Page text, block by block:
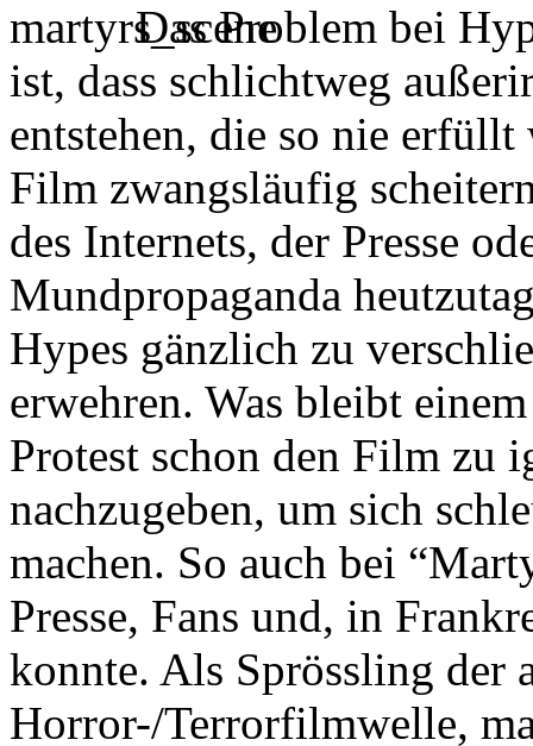
Das Problem bei
ist, dass schlichtweg
entstehen, die so nie
Film zwangsläufig
des Internets, der Presse
Mundpropaganda
Hypes gänzlich zu
erwehren. Was bleibt
Protest schon den Film zu
nachzugeben, um sich
machen. So auch bei
Presse, Fans und, in
konnte. Als Sprössling der
Horror-/Terrorfilmwelle,